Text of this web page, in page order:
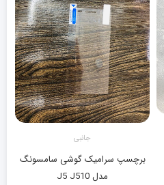
جانبی
برچسپ سرامیک گوشی سامسونگ
مدل J5 J510